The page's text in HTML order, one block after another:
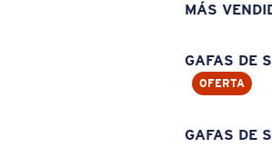
MÁS
GAFAS DE
OFERTA
GAFAS DE